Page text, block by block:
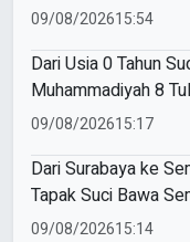
09/08/202615:54
Dari Usia 0 Tahun
Muhammadiyah 8
SPMB
09/08/202615:17
Dari Surabaya ke
Tapak Suci Bawa
di Muktamar XVI
09/08/202615:14